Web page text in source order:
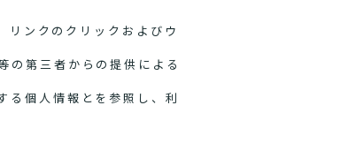
ンクのクリックおよびウ
の第三者からの提供による
る個人情報とを参照し、利